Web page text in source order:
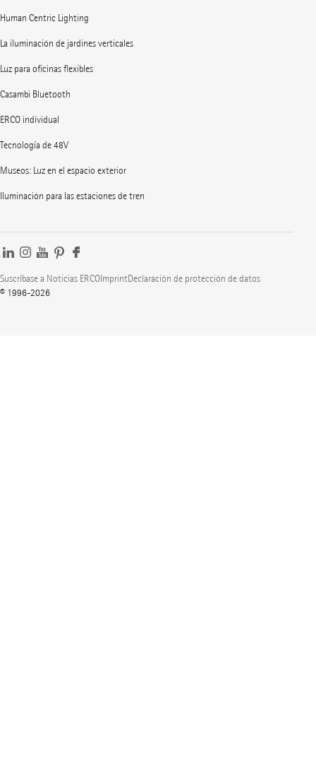
Human Centric Lighting
La iluminación de jardines verticales
Luz para oficinas flexibles
Casambi Bluetooth
ERCO individual
Tecnología de 48V
Museos: Luz en el espacio exterior
Iluminación para las estaciones de tren
Suscríbase a Noticias ERCOImprintDeclaración de protección de datos
© 1996-2026